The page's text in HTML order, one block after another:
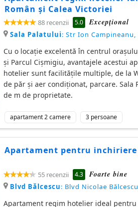
Român și Calea Victoriei
88 recenzii 5.0 Excepţional
Sala Palatului: Str Ion
Cu o locație excelentă în centrul
și Parcul Cișmigiu, avantajele acestui
hotelier sunt facilitățile multiple, de la
de păr și aer condiționat, parcare. Sala
de m de proprietate.
apartament 2 camere 3 persoane
Apartament pentru
55 recenzii 4.3 Foarte bine
Blvd Bălcescu: Blvd Nicolae
Apartament regim hotelier ideal